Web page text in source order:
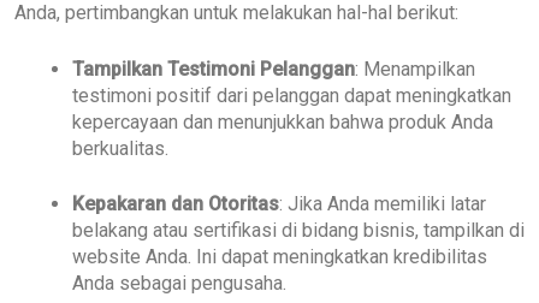
Anda, pertimbangkan untuk melakukan hal-hal berikut:
Tampilkan Testimoni Pelanggan: Menampilkan
testimoni positif dari pelanggan dapat meningkatkan
kepercayaan dan menunjukkan bahwa produk Anda
berkualitas.
Kepakaran dan Otoritas: Jika Anda memiliki latar
belakang atau sertifikasi di bidang bisnis, tampilkan di
website Anda. Ini dapat meningkatkan kredibilitas
Anda sebagai pengusaha.